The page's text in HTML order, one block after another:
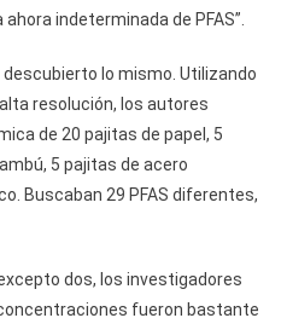
indeterminada de PFAS”.
lo mismo. Utilizando
resolución, los autores
de 20 pajitas de papel, 5
5 pajitas de acero
Buscaban 29 PFAS diferentes,
dos, los investigadores
fueron bastante